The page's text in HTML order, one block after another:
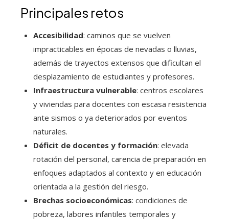
Principales retos
Accesibilidad: caminos que se vuelven
impracticables en épocas de nevadas o lluvias,
además de trayectos extensos que dificultan el
desplazamiento de estudiantes y profesores.
Infraestructura vulnerable: centros escolares
y viviendas para docentes con escasa resistencia
ante sismos o ya deteriorados por eventos
naturales.
Déficit de docentes y formación: elevada
rotación del personal, carencia de preparación en
enfoques adaptados al contexto y en educación
orientada a la gestión del riesgo.
Brechas socioeconómicas: condiciones de
pobreza, labores infantiles temporales y